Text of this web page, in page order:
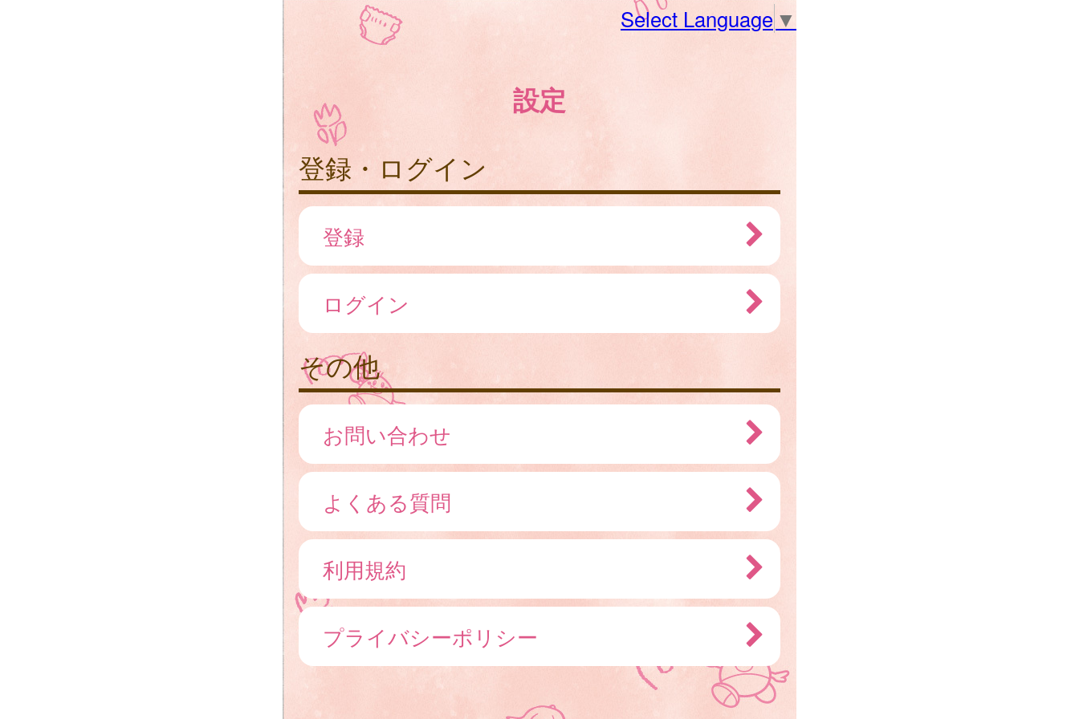
Select Language ▼
設定
登録・ログイン
登録
ログイン
その他
お問い合わせ
よくある質問
利用規約
プライバシーポリシー